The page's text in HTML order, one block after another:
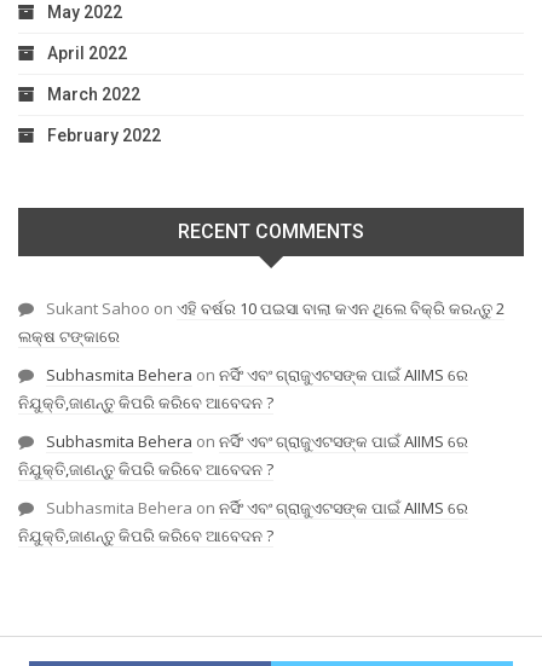
May 2022
April 2022
March 2022
February 2022
RECENT COMMENTS
Sukant Sahoo on ଏହି ବର୍ଷର 10 ପଇସା ବାଲା କଏନ ଥିଲେ ବିକ୍ରି କରନ୍ତୁ 2
ଲକ୍ଷ ଟଙ୍କାରେ
Subhasmita Behera on ନର୍ସିଂ ଏବଂ ଗ୍ରାଜୁଏଟସଙ୍କ ପାଇଁ AIIMS ରେ
ନିଯୁକ୍ତି,ଜାଣନ୍ତୁ କିପରି କରିବେ ଆବେଦନ ?
Subhasmita Behera on ନର୍ସିଂ ଏବଂ ଗ୍ରାଜୁଏଟସଙ୍କ ପାଇଁ AIIMS ରେ
ନିଯୁକ୍ତି,ଜାଣନ୍ତୁ କିପରି କରିବେ ଆବେଦନ ?
Subhasmita Behera on ନର୍ସିଂ ଏବଂ ଗ୍ରାଜୁଏଟସଙ୍କ ପାଇଁ AIIMS ରେ
ନିଯୁକ୍ତି,ଜାଣନ୍ତୁ କିପରି କରିବେ ଆବେଦନ ?